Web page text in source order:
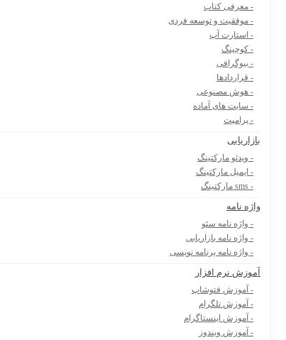
- معرفی کتاب
- موفقیت و توسعه فردی
- استارت آپ
- کوچینگ
- بیوگرافی
- قراردادها
- هوش مصنوعی
- سایت های آماده
- پرامپت
بازاریابی
- ویدئو مارکتینگ
- ایمیل مارکتینگ
- sms مارکتینگ
واژه نامه
- واژه نامه سئو
- واژه نامه بازاریابی
- واژه نامه برنامه نویسی
آموزش نرم افزار
- آموزش فتوشاپ
- آموزش تلگرام
- آموزش اینستاگرام
- آموزش ویندوز